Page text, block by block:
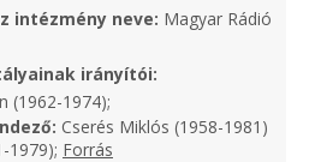
intézmény neve: Magyar Rádió
irányítói:
(1962-1974);
Cserés Miklós (1958-1981)
1979); Forrás